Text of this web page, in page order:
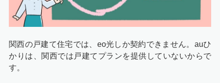
関西の戸建て住宅では、eo光しか契約できません。auひ
かりは、関西では戸建てプランを提供していないからで
す。